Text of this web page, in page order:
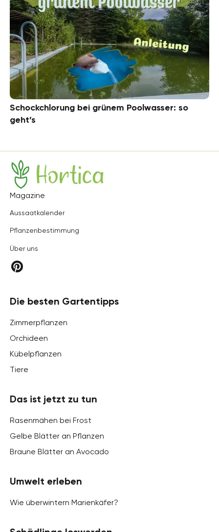
Schockchlorung bei grünem Poolwasser: so
geht’s
Hortica
Magazine
Aussaatkalender
Pflanzenbestimmung
Über uns
Die besten Gartentipps
Zimmerpflanzen
Orchideen
Kübelpflanzen
Tiere
Das ist jetzt zu tun
Rasenmähen bei Frost
Gelbe Blätter an Pflanzen
Braune Blätter an Avocado
Umwelt erleben
Wie überwintern Marienkäfer?